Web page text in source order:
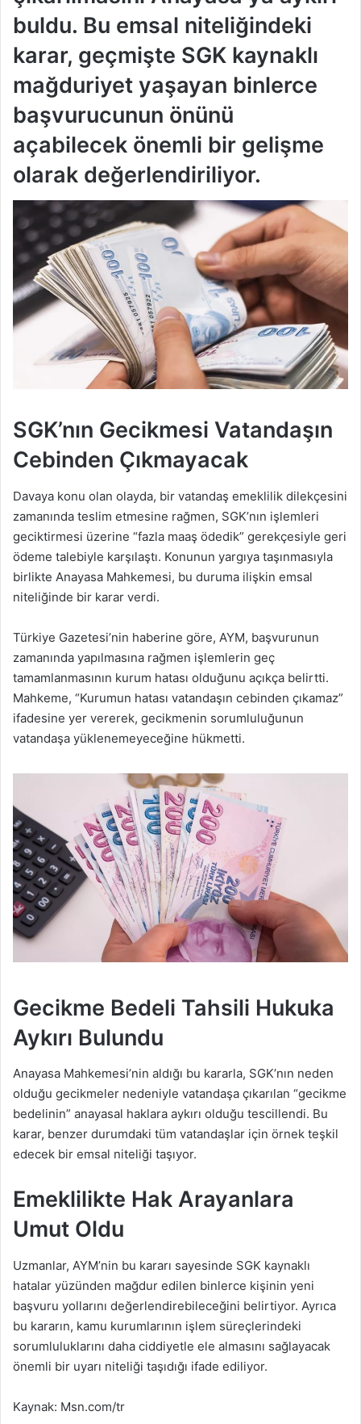
buldu. Bu emsal niteliğindeki
karar, geçmişte SGK kaynaklı
mağduriyet yaşayan binlerce
başvurucunun önünü
açabilecek önemli bir gelişme
olarak değerlendiriliyor.
SGK’nın Gecikmesi Vatandaşın
Cebinden Çıkmayacak
Davaya konu olan olayda, bir vatandaş emeklilik dilekçesini
zamanında teslim etmesine rağmen, SGK’nın işlemleri
geciktirmesi üzerine “fazla maaş ödedik” gerekçesiyle geri
ödeme talebiyle karşılaştı. Konunun yargıya taşınmasıyla
birlikte Anayasa Mahkemesi, bu duruma ilişkin emsal
niteliğinde bir karar verdi.
Türkiye Gazetesi’nin haberine göre, AYM, başvurunun
zamanında yapılmasına rağmen işlemlerin geç
tamamlanmasının kurum hatası olduğunu açıkça belirtti.
Mahkeme, “Kurumun hatası vatandaşın cebinden çıkamaz”
ifadesine yer vererek, gecikmenin sorumluluğunun
vatandaşa yüklenemeyeceğine hükmetti.
Gecikme Bedeli Tahsili Hukuka
Aykırı Bulundu
Anayasa Mahkemesi’nin aldığı bu kararla, SGK’nın neden
olduğu gecikmeler nedeniyle vatandaşa çıkarılan “gecikme
bedelinin” anayasal haklara aykırı olduğu tescillendi. Bu
karar, benzer durumdaki tüm vatandaşlar için örnek teşkil
edecek bir emsal niteliği taşıyor.
Emeklilikte Hak Arayanlara
Umut Oldu
Uzmanlar, AYM’nin bu kararı sayesinde SGK kaynaklı
hatalar yüzünden mağdur edilen binlerce kişinin yeni
başvuru yollarını değerlendirebileceğini belirtiyor. Ayrıca
bu kararın, kamu kurumlarının işlem süreçlerindeki
sorumluluklarını daha ciddiyetle ele almasını sağlayacak
önemli bir uyarı niteliği taşıdığı ifade ediliyor.
Kaynak: Msn.com/tr